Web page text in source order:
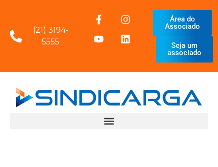
(21) 3194-
5555
Área do
Associado
Seja um
associado